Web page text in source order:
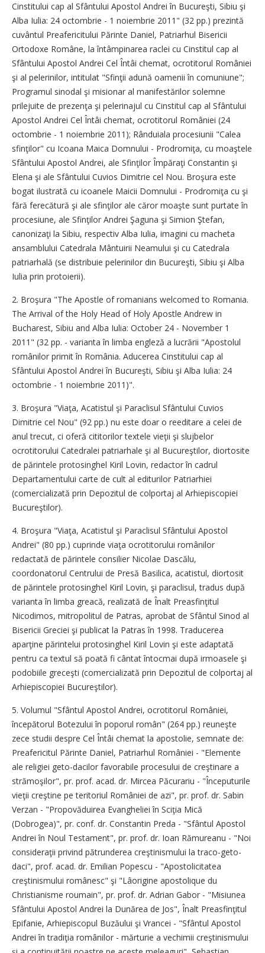
Cinstitului cap al Sfântului Apostol Andrei în Bucureşti, Sibiu şi
Alba Iulia: 24 octombrie - 1 noiembrie 2011" (32 pp.) prezintă
cuvântul Preafericitului Părinte Daniel, Patriarhul Bisericii
Ortodoxe Române, la întâmpinarea raclei cu Cinstitul cap al
Sfântului Apostol Andrei Cel Întâi chemat, ocrotitorul României
şi al pelerinilor, intitulat "Sfinţii adună oamenii în comuniune";
Programul sinodal şi misionar al manifestărilor solemne
prilejuite de prezenţa şi pelerinajul cu Cinstitul cap al Sfântului
Apostol Andrei Cel Întâi chemat, ocrotitorul României (24
octombrie - 1 noiembrie 2011); Rânduiala procesiunii "Calea
sfinţilor" cu Icoana Maica Domnului - Prodromiţa, cu moaştele
Sfântului Apostol Andrei, ale Sfinţilor Împăraţi Constantin şi
Elena şi ale Sfântului Cuvios Dimitrie cel Nou. Broşura este
bogat ilustrată cu icoanele Maicii Domnului - Prodromiţa cu şi
fără ferecătură şi ale sfinţilor ale căror moaşte sunt purtate în
procesiune, ale Sfinţilor Andrei Şaguna şi Simion Ştefan,
canonizaţi la Sibiu, respectiv Alba Iulia, imagini cu macheta
ansamblului Catedrala Mântuirii Neamului şi cu Catedrala
patriarhală (se distribuie pelerinilor din Bucureşti, Sibiu şi Alba
Iulia prin protoierii).
2. Broşura "The Apostle of romanians welcomed to Romania.
The Arrival of the Holy Head of Holy Apostle Andrew in
Bucharest, Sibiu and Alba Iulia: October 24 - November 1
2011" (32 pp. - varianta în limba engleză a lucrării "Apostolul
românilor primit în România. Aducerea Cinstitului cap al
Sfântului Apostol Andrei în Bucureşti, Sibiu şi Alba Iulia: 24
octombrie - 1 noiembrie 2011)".
3. Broşura "Viaţa, Acatistul şi Paraclisul Sfântului Cuvios
Dimitrie cel Nou" (92 pp.) nu este doar o reeditare a celei de
anul trecut, ci oferă cititorilor textele vieţii şi slujbelor
ocrotitorului Catedralei patriarhale şi al Bucureştilor, diortosite
de părintele protosinghel Kiril Lovin, redactor în cadrul
Departamentului carte de cult al editurilor Patriarhiei
(comercializată prin Depozitul de colportaj al Arhiepiscopiei
Bucureştilor).
4. Broşura "Viaţa, Acatistul şi Paraclisul Sfântului Apostol
Andrei" (80 pp.) cuprinde viaţa ocrotitorului românilor
redactată de părintele consilier Nicolae Dascălu,
coordonatorul Centrului de Presă Basilica, acatistul, diortosit
de părintele protosinghel Kiril Lovin, şi paraclisul, tradus după
varianta în limba greacă, realizată de Înalt Preasfinţitul
Nicodimos, mitropolitul de Patras, aprobat de Sfântul Sinod al
Bisericii Greciei şi publicat la Patras în 1998. Traducerea
aparţine părintelui protosinghel Kiril Lovin şi este adaptată
pentru ca textul să poată fi cântat întocmai după irmoasele şi
podobiile greceşti (comercializată prin Depozitul de colportaj al
Arhiepiscopiei Bucureştilor).
5. Volumul "Sfântul Apostol Andrei, ocrotitorul României,
începătorul Botezului în poporul român" (264 pp.) reuneşte
zece studii despre Cel Întâi chemat la apostolie, semnate de:
Preafericitul Părinte Daniel, Patriarhul României - "Elemente
ale religiei geto-dacilor favorabile procesului de creştinare a
strămoşilor", pr. prof. acad. dr. Mircea Păcurariu - "Începuturile
vieţii creştine pe teritoriul României de azi", pr. prof. dr. Sabin
Verzan - "Propovăduirea Evangheliei în Sciţia Mică
(Dobrogea)", pr. conf. dr. Constantin Preda - "Sfântul Apostol
Andrei în Noul Testament", pr. prof. dr. Ioan Rămureanu - "Noi
consideraţii privind pătrunderea creştinismului la traco-geto-
daci", prof. acad. dr. Emilian Popescu - "Apostolicitatea
creştinismului românesc" şi "Lâorigine apostolique du
Christianisme roumain", pr. prof. dr. Adrian Gabor - "Misiunea
Sfântului Apostol Andrei la Dunărea de Jos", Înalt Preasfinţitul
Epifanie, Arhiepiscopul Buzăului şi Vrancei - "Sfântul Apostol
Andrei în tradiţia românilor - mărturie a vechimii creştinismului